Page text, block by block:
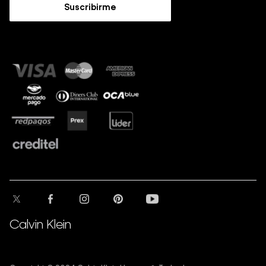
Sostenibilidad
Suscribirme
Calvin Klein